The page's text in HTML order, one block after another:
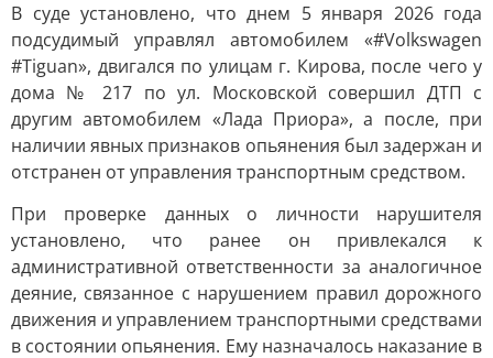
В суде установлено, что днем 5 января 2026 года
подсудимый управлял автомобилем «#Volkswagen
#Tiguan», двигался по улицам г. Кирова, после чего у
дома № 217 по ул. Московской совершил ДТП с
другим автомобилем «Лада Приора», а после, при
наличии явных признаков опьянения был задержан и
отстранен от управления транспортным средством.
При проверке данных о личности нарушителя
установлено, что ранее он привлекался к
административной ответственности за аналогичное
деяние, связанное с нарушением правил дорожного
движения и управлением транспортными средствами
в состоянии опьянения. Ему назначалось наказание в